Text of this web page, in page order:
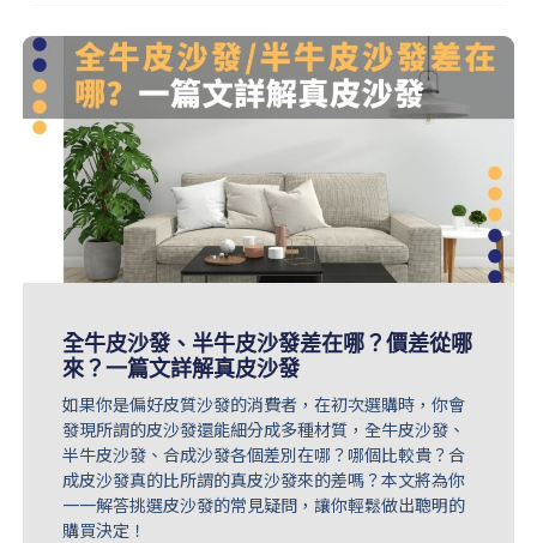
全牛皮沙發、半牛皮沙發差在哪？價差從哪
來？一篇文詳解真皮沙發
如果你是偏好皮質沙發的消費者，在初次選購時，你會
發現所謂的皮沙發還能細分成多種材質，全牛皮沙發、
半牛皮沙發、合成沙發各個差別在哪？哪個比較貴？合
成皮沙發真的比所謂的真皮沙發來的差嗎？本文將為你
一一解答挑選皮沙發的常見疑問，讓你輕鬆做出聰明的
購買決定！